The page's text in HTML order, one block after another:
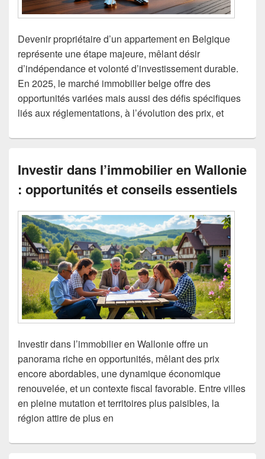
Devenir propriétaire d’un appartement en Belgique
représente une étape majeure, mêlant désir
d’indépendance et volonté d’investissement durable.
En 2025, le marché immobilier belge offre des
opportunités variées mais aussi des défis spécifiques
liés aux réglementations, à l’évolution des prix, et
Investir dans l’immobilier en Wallonie
: opportunités et conseils essentiels
Investir dans l’immobilier en Wallonie offre un
panorama riche en opportunités, mêlant des prix
encore abordables, une dynamique économique
renouvelée, et un contexte fiscal favorable. Entre villes
en pleine mutation et territoires plus paisibles, la
région attire de plus en